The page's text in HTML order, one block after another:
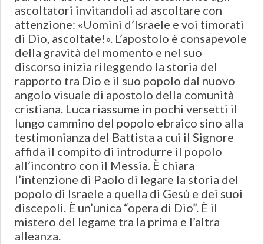
ascoltatori invitandoli ad ascoltare con
attenzione: «Uomini d’Israele e voi timorati
di Dio, ascoltate!». L’apostolo è consapevole
della gravità del momento e nel suo
discorso inizia rileggendo la storia del
rapporto tra Dio e il suo popolo dal nuovo
angolo visuale di apostolo della comunità
cristiana. Luca riassume in pochi versetti il
lungo cammino del popolo ebraico sino alla
testimonianza del Battista a cui il Signore
affida il compito di introdurre il popolo
all’incontro con il Messia. È chiara
l’intenzione di Paolo di legare la storia del
popolo di Israele a quella di Gesù e dei suoi
discepoli. È un’unica “opera di Dio”. È il
mistero del legame tra la prima e l’altra
alleanza.